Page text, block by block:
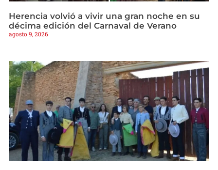
Herencia volvió a vivir una gran noche en su
décima edición del Carnaval de Verano
agosto 9, 2026